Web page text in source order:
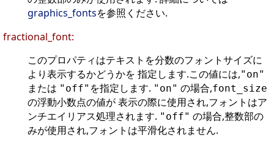
graphics_fontsを参照ください.
fractional_font:
このプロパティはテキストを分数のフォントサイズに
より表示するかどうかを 指定します.この値には,"on"
または "off" を指定します. "on" の場合,font_size
の浮動小数点の値が 表示の際に使用され,フォントはア
ンチエイリアス処理されます. "off" の場合,整数部の
みが使用され,フォントは平滑化されません.